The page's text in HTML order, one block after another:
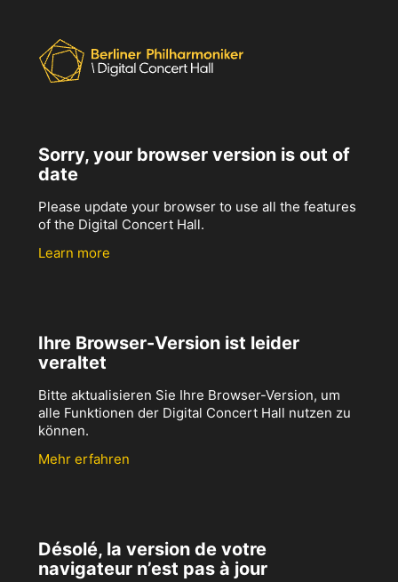
Sorry, your browser version is out of
date
Please update your browser to use all the features
of the Digital Concert Hall.
Learn more
Ihre Browser-Version ist leider
veraltet
Bitte aktualisieren Sie Ihre Browser-Version, um
alle Funktionen der Digital Concert Hall nutzen zu
können.
Mehr erfahren
Désolé, la version de votre
navigateur n’est pas à jour